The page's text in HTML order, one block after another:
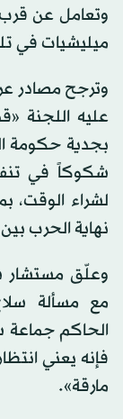
وتعامل عن
ميليشيات في
وترجح مصادر
عليه اللجنة
بجدية حكومة
شكوكاً في
لشراء الوقت،
نهاية الحرب بين
وعلّق مستشار
مع مسألة
الحاكم جماعة
فإنه يعني
مارقة».